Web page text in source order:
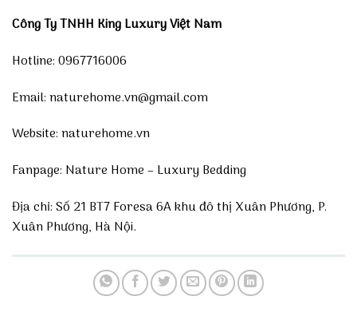
Công Ty TNHH King Luxury Việt Nam
Hotline: 0967716006
Email: naturehome.vn@gmail.com
Website:naturehome.vn
Fanpage: Nature Home – Luxury Bedding
Địa chỉ: Số 21 BT7 Foresa 6A khu đô thị Xuân Phương, P.
Xuân Phương, Hà Nội.